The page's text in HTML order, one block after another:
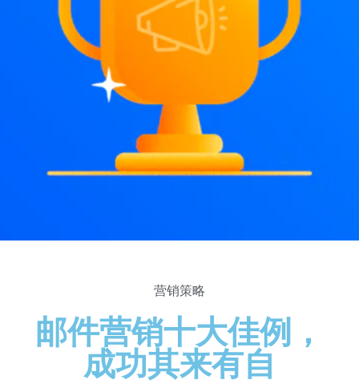
营销策略
邮件营销十大佳例，
成功其来有自